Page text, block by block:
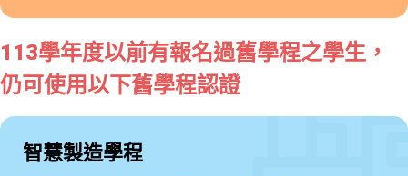
113學年度以前有報名過舊學程之學生，
仍可使用以下舊學程認證
智慧製造學程